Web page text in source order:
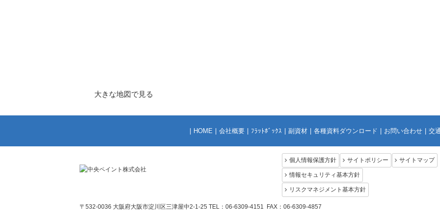
大きな地図で見る
| HOME | 会社概要 | ﾌﾗｯﾄﾎﾞｯｸｽ | 副資材 | 各種資料ダウンロード | お問い合わせ | 交
〒532-0036 大阪府大阪市淀川区三津屋中2-1-25 TEL：06-6309-4151 FAX：06-6309-4857
個人情報保護方針 サイトポリシー サイトマップ
情報セキュリティ基本方針
リスクマネジメント基本方針